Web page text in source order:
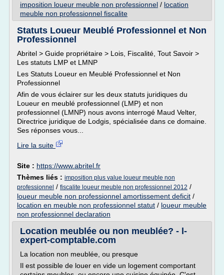
imposition loueur meuble non professionnel / location
meuble non professionnel fiscalite
Statuts Loueur Meublé Professionnel et Non
Professionnel
Abritel > Guide propriétaire > Lois, Fiscalité, Tout Savoir >
Les statuts LMP et LMNP
Les Statuts Loueur en Meublé Professionnel et Non
Professionnel
Afin de vous éclairer sur les deux statuts juridiques du
Loueur en meublé professionnel (LMP) et non
professionnel (LMNP) nous avons interrogé Maud Velter,
Directrice juridique de Lodgis, spécialisée dans ce domaine.
Ses réponses vous...
Lire la suite
Site : https://www.abritel.fr
Thèmes liés : imposition plus value loueur meuble non
professionnel / fiscalite loueur meuble non professionnel 2012 /
loueur meuble non professionnel amortissement deficit /
location en meuble non professionnel statut / loueur meuble
non professionnel declaration
Location meublée ou non meublée? - l-
expert-comptable.com
La location non meublée, ou presque
Il est possible de louer en vide un logement comportant